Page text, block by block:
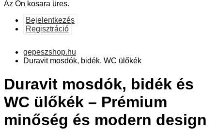
Az Ön kosara üres.
Bejelentkezés
Regisztráció
gepeszshop.hu
Duravit mosdók, bidék, WC ülőkék
Duravit mosdók, bidék és
WC ülőkék – Prémium
minőség és modern design